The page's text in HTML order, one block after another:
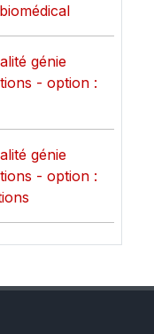
génie
- option :
génie
- option :